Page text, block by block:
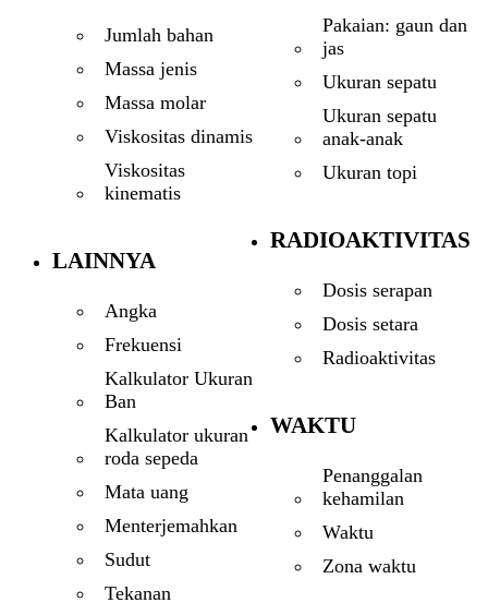
Jumlah bahan
Massa jenis
Massa molar
Viskositas dinamis
Viskositas
kinematis
LAINNYA
Angka
Frekuensi
Kalkulator Ukuran
Ban
Kalkulator ukuran
roda sepeda
Mata uang
Menterjemahkan
Sudut
Tekanan
Pakaian: gaun dan
jas
Ukuran sepatu
Ukuran sepatu
anak-anak
Ukuran topi
RADIOAKTIVITAS
Dosis serapan
Dosis setara
Radioaktivitas
WAKTU
Penanggalan
kehamilan
Waktu
Zona waktu